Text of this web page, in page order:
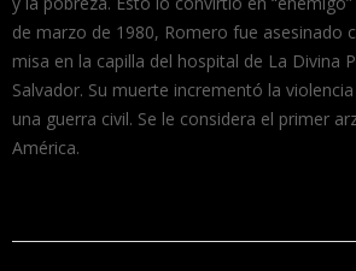
de marzo de 1980, Romero fue asesinado
misa en la capilla del hospital de La Divina
Salvador. Su muerte incrementó la
una guerra civil. Se le considera el primer
América.